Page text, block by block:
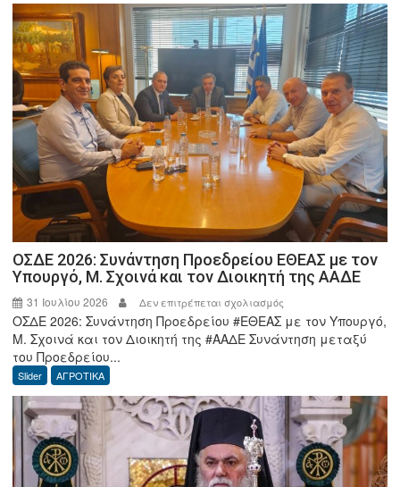
καλός
Μύλος
απ’
όλα
σε
προστατεύει.
ΟΣΔΕ 2026: Συνάντηση Προεδρείου ΕΘΕΑΣ με τον
Υπουργό, Μ. Σχοινά και τον Διοικητή της ΑΑΔΕ
31 Ιουλίου 2026 Δεν επιτρέπεται σχολιασμός
ΟΣΔΕ
2026:
ΕΘΕΑΣ
με
τον
Υπουργό,
Μ.
ΟΣΔΕ 2026: Συνάντηση Προεδρείου #ΕΘΕΑΣ με τον Υπουργό,
Μ. Σχοινά και τον Διοικητή της #ΑΑΔΕ Συνάντηση μεταξύ
του Προεδρείου...
Slider ΑΓΡΟΤΙΚΑ